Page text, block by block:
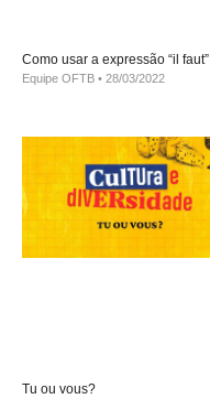
Como usar a expressão “il faut”
Equipe OFTB 28/03/2022
Tu ou vous?